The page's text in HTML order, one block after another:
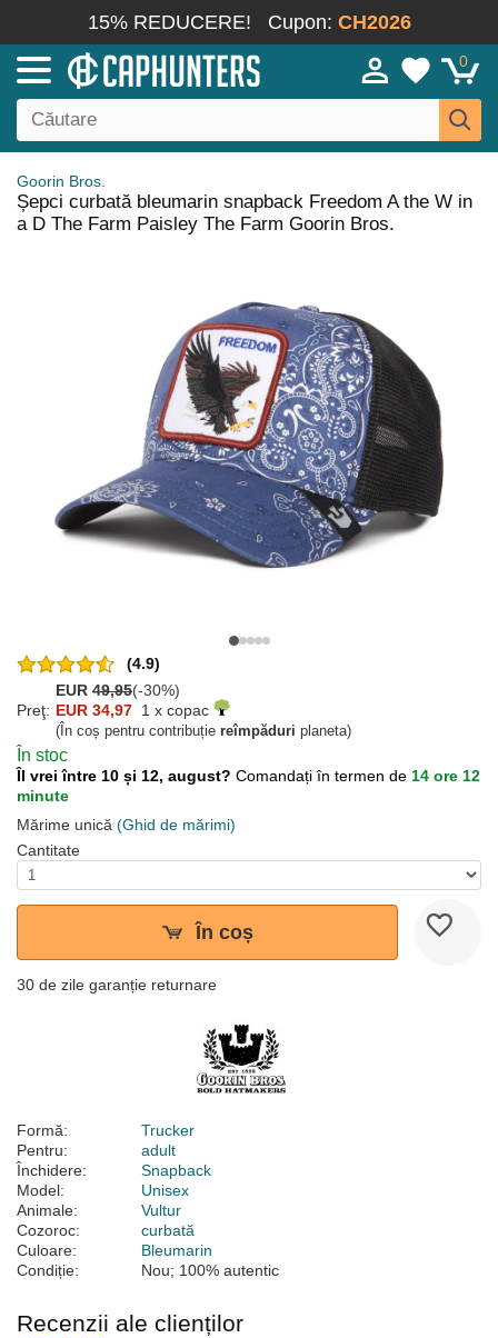
15% REDUCERE! Cupon: CH2026
0
Goorin Bros.
Șepci curbată bleumarin snapback Freedom A the W in
a D The Farm Paisley The Farm Goorin Bros.
(4.9)
EUR 49,95(-30%)
Preţ: EUR 34,97 1 x copac
(În coș pentru contribuție reîmpăduri planeta)
În stoc
Îl vrei între 10 și 12, august? Comandați în termen de 14 ore 12
minute
Mărime unică (Ghid de mărimi)
Cantitate
În coș
30 de zile garanție returnare
Formă:
Trucker
Pentru:
adult
Închidere:
Snapback
Model:
Unisex
Animale:
Vultur
Cozoroc:
curbată
Culoare:
Bleumarin
Condiție:
Nou; 100% autentic
Recenzii ale clienților